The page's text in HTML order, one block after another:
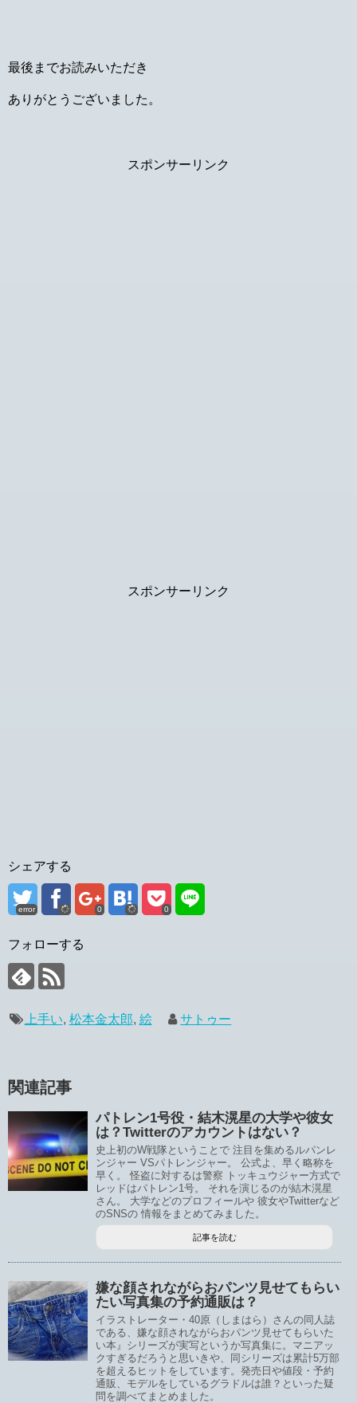
最後までお読みいただき
ありがとうございました。
スポンサーリンク
スポンサーリンク
シェアする
error 0 0
フォローする
上手い, 松本金太郎, 絵 サトゥー
関連記事
パトレン1号役・結木滉星の大学や彼女
は？Twitterのアカウントはない？
史上初のW戦隊ということで 注目を集めるルパンレ
ンジャー VSパトレンジャー。 公式よ、早く略称を
早く。 怪盗に対するは警察 トッキュウジャー方式で
レッドはパトレン1号。 それを演じるのが結木滉星
さん。 大学などのプロフィールや 彼女やTwitterなど
のSNSの 情報をまとめてみました。
記事を読む
嫌な顔されながらおパンツ見せてもらい
たい写真集の予約通販は？
イラストレーター・40原（しまはら）さんの同人誌
である、嫌な顔されながらおパンツ見せてもらいた
い本』シリーズが実写というか写真集に。マニアッ
クすぎるだろうと思いきや、同シリーズは累計5万部
を超えるヒットをしています。発売日や値段・予約
通販、モデルをしているグラドルは誰？といった疑
問を調べてまとめました。